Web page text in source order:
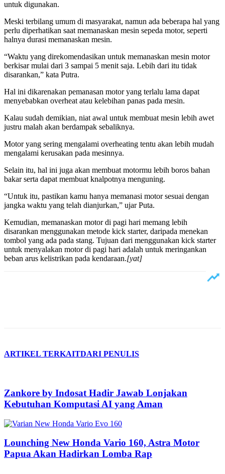
untuk digunakan.
Meski terbilang umum di masyarakat, namun ada beberapa hal yang
perlu diperhatikan saat memanaskan mesin sepeda motor, seperti
halnya durasi memanaskan mesin.
“Waktu yang direkomendasikan untuk memanaskan mesin motor
berkisar mulai dari 3 sampai 5 menit saja. Lebih dari itu tidak
disarankan,” kata Putra.
Hal ini dikarenakan pemanasan motor yang terlalu lama dapat
menyebabkan overheat atau kelebihan panas pada mesin.
Kalau sudah demikian, niat awal untuk membuat mesin lebih awet
justru malah akan berdampak sebaliknya.
Motor yang sering mengalami overheating tentu akan lebih mudah
mengalami kerusakan pada mesinnya.
Selain itu, hal ini juga akan membuat motormu lebih boros bahan
bakar serta dapat membuat knalpotnya menguning.
“Untuk itu, pastikan kamu hanya memanasi motor sesuai dengan
jangka waktu yang telah dianjurkan,” ujar Puta.
Kemudian, memanaskan motor di pagi hari memang lebih
disarankan menggunakan metode kick starter, daripada menekan
tombol yang ada pada stang. Tujuan dari menggunakan kick starter
untuk menyalakan motor di pagi hari adalah untuk meringankan
beban arus kelistrikan pada kendaraan.[yat]
ARTIKEL TERKAITDARI PENULIS
Zankore by Indosat Hadir Jawab Lonjakan
Kebutuhan Komputasi AI yang Aman
Lounching New Honda Vario 160, Astra Motor
Papua Akan Hadirkan Lomba Rap